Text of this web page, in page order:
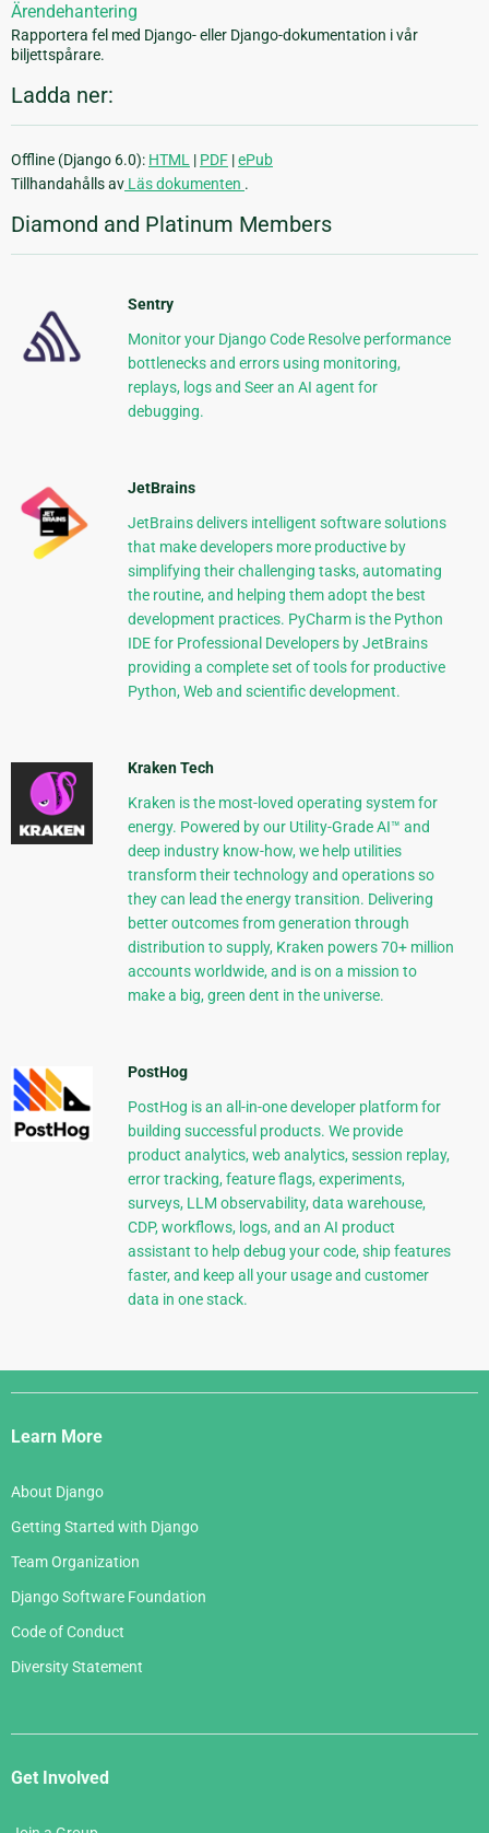
Ärendehantering
Rapportera fel med Django- eller Django-dokumentation i vår
biljettspårare.
Ladda ner:
Offline (Django 6.0): HTML | PDF |ePub
Tillhandahålls av Läs dokumenten .
Diamond and Platinum Members
Sentry
Monitor your Django Code Resolve performance
bottlenecks and errors using monitoring,
replays, logs and Seer an AI agent for
debugging.
JetBrains
JetBrains delivers intelligent software solutions
that make developers more productive by
simplifying their challenging tasks, automating
the routine, and helping them adopt the best
development practices. PyCharm is the Python
IDE for Professional Developers by JetBrains
providing a complete set of tools for productive
Python, Web and scientific development.
Kraken Tech
Kraken is the most-loved operating system for
energy. Powered by our Utility-Grade AI™ and
deep industry know-how, we help utilities
transform their technology and operations so
they can lead the energy transition. Delivering
better outcomes from generation through
distribution to supply, Kraken powers 70+ million
accounts worldwide, and is on a mission to
make a big, green dent in the universe.
PostHog
PostHog is an all-in-one developer platform for
building successful products. We provide
product analytics, web analytics, session replay,
error tracking, feature flags, experiments,
surveys, LLM observability, data warehouse,
CDP, workflows, logs, and an AI product
assistant to help debug your code, ship features
faster, and keep all your usage and customer
data in one stack.
Django
Links
Learn More
About Django
Getting Started with Django
Team Organization
Django Software Foundation
Code of Conduct
Diversity Statement
Get Involved